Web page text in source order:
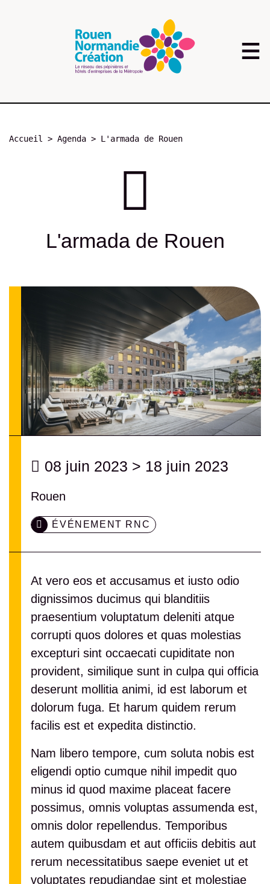
Fil
Accueil Agenda L'armada de Rouen
L'armada de Rouen
08 juin 2023 > 18 juin 2023
Rouen
ÉVÉNEMENT RNC
At vero eos et accusamus et iusto odio
dignissimos ducimus qui blanditiis
praesentium voluptatum deleniti atque
corrupti quos dolores et quas molestias
excepturi sint occaecati cupiditate non
provident, similique sunt in culpa qui officia
deserunt mollitia animi, id est laborum et
dolorum fuga. Et harum quidem rerum
facilis est et expedita distinctio.
Nam libero tempore, cum soluta nobis est
eligendi optio cumque nihil impedit quo
minus id quod maxime placeat facere
possimus, omnis voluptas assumenda est,
omnis dolor repellendus. Temporibus
autem quibusdam et aut officiis debitis aut
rerum necessitatibus saepe eveniet ut et
voluptates repudiandae sint et molestiae